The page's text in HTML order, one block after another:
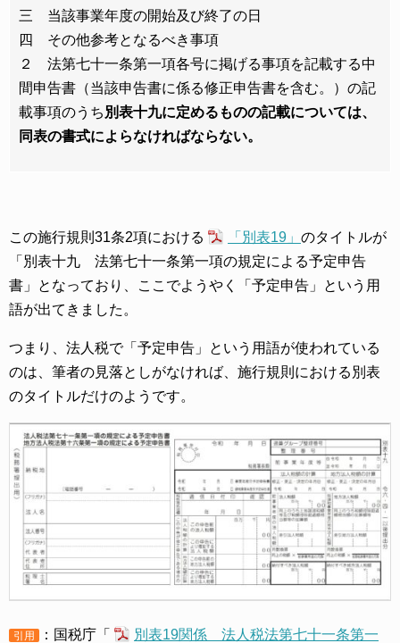
三 当該事業年度の開始及び終了の日
四 その他参考となるべき事項
２ 法第七十一条第一項各号に掲げる事項を記載する中
間申告書（当該申告書に係る修正申告書を含む。）の記
載事項のうち 別表十九に定めるものの記載については、
同表の書式によらなければならない。
この施行規則31条2項における 「別表19」 のタイトルが
「別表十九 法第七十一条第一項の規定による予定申告
書」となっており、ここでようやく「予定申告」という用
語が出てきました。
つまり、法人税で「予定申告」という用語が使われている
のは、筆者の見落としがなければ、施行規則における別表
のタイトルだけのようです。
引用 ：国税庁「
別表19関係 法人税法第七十一条第一